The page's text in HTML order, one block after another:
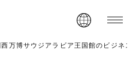
万博サウジアラビア王国館のビジネ